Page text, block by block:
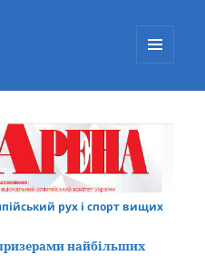
рух і спорт вищих
найбільших